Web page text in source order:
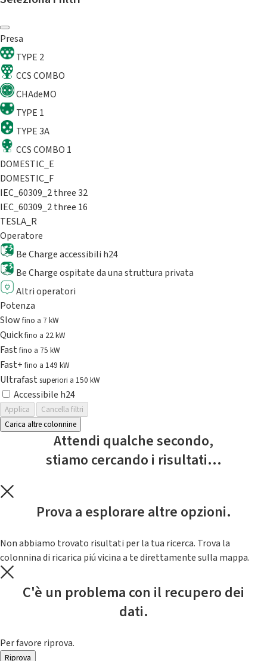
Presa
TYPE 2
CCS COMBO
CHAdeMO
TYPE 1
TYPE 3A
CCS COMBO 1
DOMESTIC_E
DOMESTIC_F
IEC_60309_2 three 32
IEC_60309_2 three 16
TESLA_R
Operatore
Be Charge accessibili h24
Be Charge ospitate da una struttura privata
Altri operatori
Potenza
Slowfino a 7 kW
Quickfino a 22 kW
Fastfino a 75 kW
Fast+fino a 149 kW
Ultrafast superiori a 150 kW
Accessibile h24
Applica
Cancella filtri
Carica altre colonnine
Attendi qualche secondo,
stiamo cercando i risultati...
Prova a esplorare altre opzioni.
Non abbiamo trovato risultati per la tua ricerca. Trova la
colonnina di ricarica piú vicina a te direttamente sulla mappa.
C'è un problema con il recupero dei
dati.
Per favore riprova.
Riprova